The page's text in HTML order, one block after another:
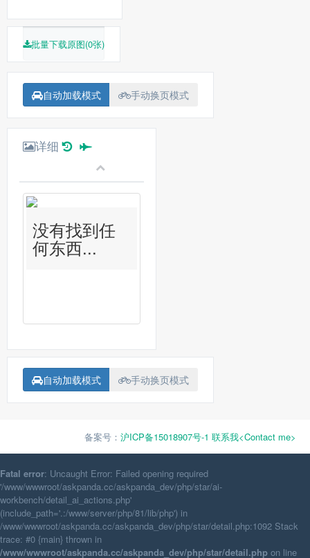
批量下载原图(0张)
自动加载模式 手动换页模式
详细
没有找到任
何东西...
自动加载模式 手动换页模式
备案号： 沪ICP备15018907号-1 联系我<Contact me>
Fatal error: Uncaught Error: Failed opening required
'/www/wwwroot/askpanda.cc/askpanda_dev/php/star/ai-
workbench/detail_ai_actions.php'
(include_path='.:/www/server/php/81/lib/php') in
/www/wwwroot/askpanda.cc/askpanda_dev/php/star/detail.php:1092 Stack
trace: #0 {main} thrown in
/www/wwwroot/askpanda.cc/askpanda_dev/php/star/detail.php on line